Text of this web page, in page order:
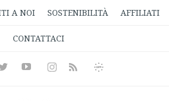
A NOI SOSTENIBILITÀ AFFILIATI
CONTATTACI
TwitterYoutubeInstagramRss
Informativa